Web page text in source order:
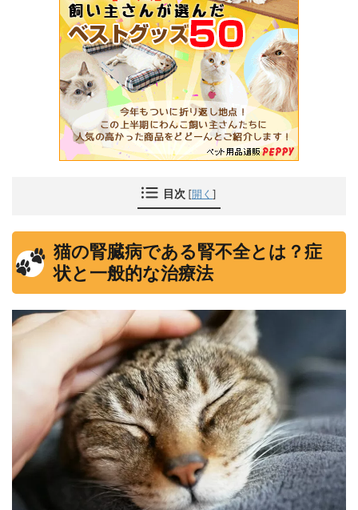
目次 [開く ]
猫の腎臓病である腎不全とは？症
状と一般的な治療法